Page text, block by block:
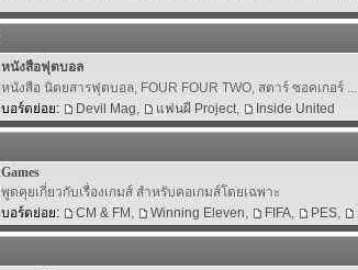
หนังสือฟุตบอล
หนังสือ นิตยสารฟุตบอล, FOUR FOUR TWO, สตาร์ ซอคเกอร์ ...
บอร์ดย่อย:
Devil Mag, แฟนผี Project, Inside United
Games
พูดคุยเกี่ยวกับเรื่องเกมส์ สำหรับคอเกมส์โดยเฉพาะ
บอร์ดย่อย:
CM & FM , Winning Eleven, FIFA, PES,